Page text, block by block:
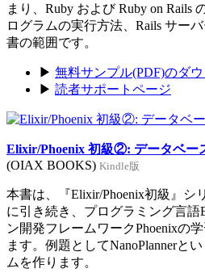
まり、Ruby および Ruby on Rails
ログラムの実行方法、Rails サー
書の範囲です。
▶ 無料サンプル(PDF)のダ
▶ 読者サポートページ
Elixir/Phoenix 初級②: データベー
(OIAX BOOKS) Kindle版
本書は、『Elixir/Phoenix初級』シ
に引き続き、プログラミング言語
ン開発フレームワークPhoenixの
ます。例題としてNanoPlannerと
ムを作ります。